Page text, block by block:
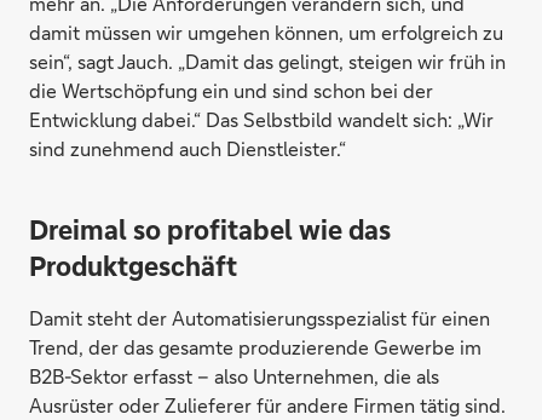
damit müssen wir umgehen können, um erfolgreich zu
sein“, sagt Jauch. „Damit das gelingt, steigen wir früh in
die Wertschöpfung ein und sind schon bei der
Entwicklung dabei.“ Das Selbstbild wandelt sich: „Wir
sind zunehmend auch Dienstleister.“
Dreimal so profitabel wie das
Produktgeschäft
Damit steht der Automatisierungsspezialist für einen
Trend, der das gesamte produzierende Gewerbe im
B2B-Sektor erfasst – also Unternehmen, die als
Ausrüster oder Zulieferer für andere Firmen tätig sind.